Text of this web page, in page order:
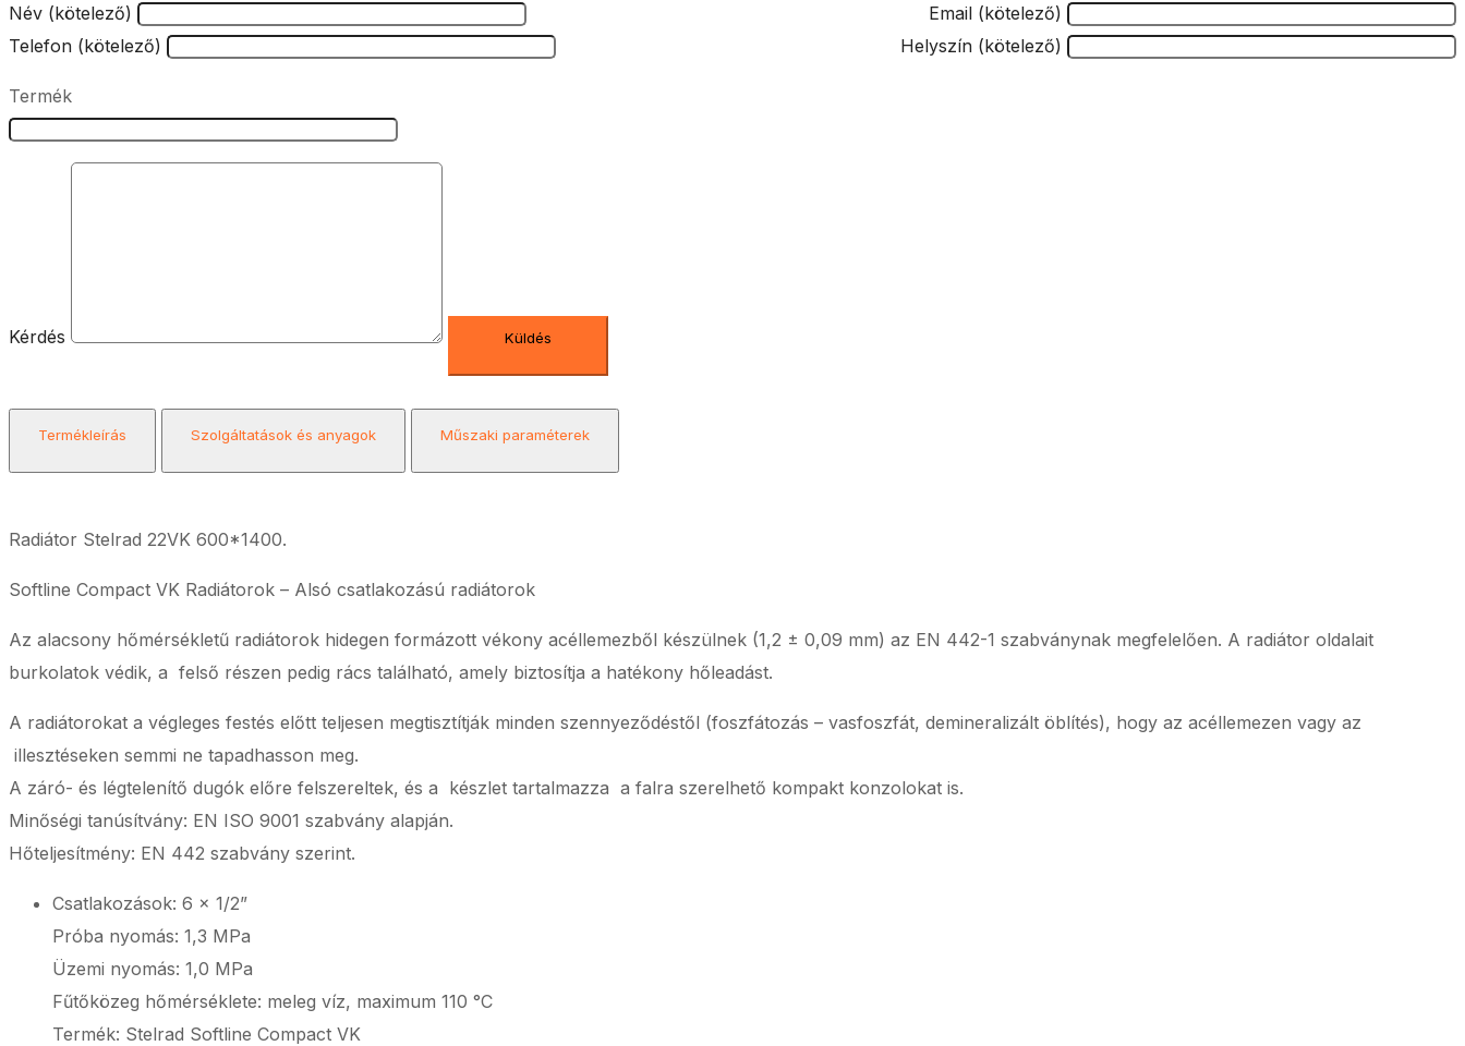
Név (kötelező)
Email (kötelező)
Telefon (kötelező)
Helyszín (kötelező)
Termék
Kérdés
Termékleírás Szolgáltatások és anyagok Műszaki paraméterek
Radiátor Stelrad 22VK 600*1400.
Softline Compact VK Radiátorok – Alsó csatlakozású radiátorok
Az alacsony hőmérsékletű radiátorok hidegen formázott vékony acéllemezből készülnek (1,2 ± 0,09 mm) az EN 442-1 szabványnak megfelelően. A radiátor oldalait
burkolatok védik, a felső részen pedig rács található, amely biztosítja a hatékony hőleadást.
A radiátorokat a végleges festés előtt teljesen megtisztítják minden szennyeződéstől (foszfátozás – vasfoszfát, demineralizált öblítés), hogy az acéllemezen vagy az
illesztéseken semmi ne tapadhasson meg.
A záró- és légtelenítő dugók előre felszereltek, és a készlet tartalmazza a falra szerelhető kompakt konzolokat is.
Minőségi tanúsítvány: EN ISO 9001 szabvány alapján.
Hőteljesítmény: EN 442 szabvány szerint.
Csatlakozások: 6 x 1/2”
Próba nyomás: 1,3 MPa
Üzemi nyomás: 1,0 MPa
Fűtőközeg hőmérséklete: meleg víz, maximum 110 °C
Termék: Stelrad Softline Compact VK